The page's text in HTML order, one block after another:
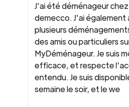
J'ai été déménageur chez
demecco. J'ai également
plusieurs
des amis ou particuliers
MyDéménageur. Je suis
efficace, et respecte
entendu. Je suis
semaine le soir, et le we